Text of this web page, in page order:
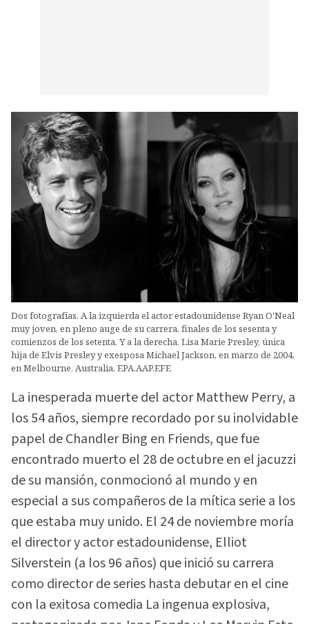
Dos fotografías. A la izquierda el actor estadounidense Ryan O'Neal
muy joven, en pleno auge de su carrera, finales de los sesenta y
comienzos de los setenta. Y a la derecha, Lisa Marie Presley, única
hija de Elvis Presley y exesposa Michael Jackson, en marzo de 2004,
en Melbourne, Australia. EPA.AAP.EFE
La inesperada muerte del actor Matthew Perry, a
los 54 años, siempre recordado por su inolvidable
papel de Chandler Bing en Friends, que fue
encontrado muerto el 28 de octubre en el jacuzzi
de su mansión, conmocionó al mundo y en
especial a sus compañeros de la mítica serie a los
que estaba muy unido. El 24 de noviembre moría
el director y actor estadounidense, Elliot
Silverstein (a los 96 años) que inició su carrera
como director de series hasta debutar en el cine
con la exitosa comedia La ingenua explosiva,